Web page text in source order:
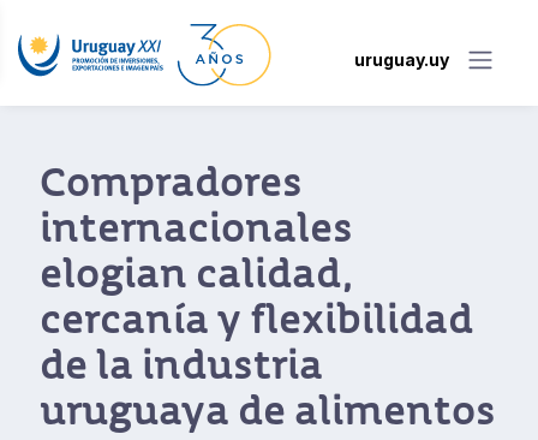
uruguay.uy
Uruguay redobló su
apuesta en APAS Show
Brasil con alimentos
de calidad y sello país
Con una delegación de 14 empresas y un